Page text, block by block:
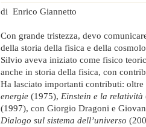
di Enrico Giannetto
Con grande tristezza, devo
della storia della fisica e della
Silvio aveva iniziato come fisico
anche in storia della fisica, con
Ha lasciato importanti contributi:
energie(1975), Einstein e la relatività
(1997), con Giorgio Dragoni e
Dialogo sul sistema dell’universo